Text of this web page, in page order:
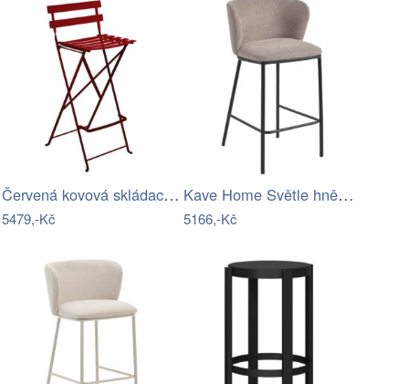
Červená kovová skládací barová židle…
5479,-Kč
Kave Home Světle hnědá barová židle…
5166,-Kč